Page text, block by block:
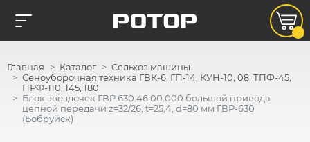
Главная Каталог
Сельхоз машины
Сеноуборочная техника ГВК-6, ГП-14, КУН-10, 08, ТПФ-45,
ПРФ-110, 145, 180
Блок звездочек ГВР 630.46.00.000 большой привода
цепной передачи z=32/26, t=25,4, d=80 мм ГВР-630
(Бобруйск)